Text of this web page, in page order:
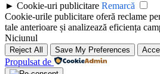
► Cookie-uri publicitare Remarcă
Cookie-urile publicitare oferă reclame
tale anterioare și analizează eficiența
Niciunul
Reject All Save My Preferences
Propulsat de